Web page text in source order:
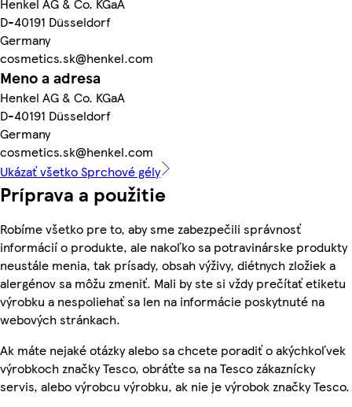
D-40191 Düsseldorf
Germany
cosmetics.sk@henkel.com
Meno a adresa
Henkel AG & Co. KGaA
D-40191 Düsseldorf
Germany
cosmetics.sk@henkel.com
Ukázať všetko Sprchové gély
Príprava a použitie
Robíme všetko pre to, aby sme zabezpečili správnosť
informácií o produkte, ale nakoľko sa potravinárske produkty
neustále menia, tak prísady, obsah výživy, diétnych zložiek a
alergénov sa môžu zmeniť. Mali by ste si vždy prečítať etiketu
výrobku a nespoliehať sa len na informácie poskytnuté na
webových stránkach.
Ak máte nejaké otázky alebo sa chcete poradiť o akýchkoľvek
výrobkoch značky Tesco, obráťte sa na Tesco zákaznícky
servis, alebo výrobcu výrobku, ak nie je výrobok značky Tesco.